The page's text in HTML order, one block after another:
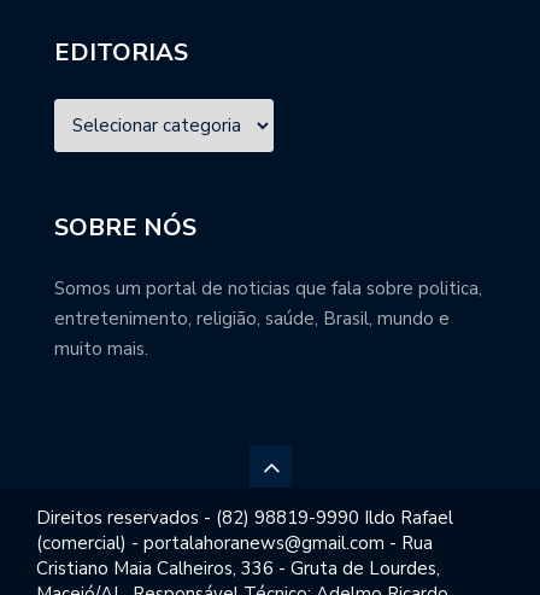
EDITORIAS
SOBRE NÓS
Somos um portal de noticias que fala sobre politica,
entretenimento, religião, saúde, Brasil, mundo e
muito mais.
Direitos reservados - (82) 98819-9990 Ildo Rafael
(comercial) - portalahoranews@gmail.com - Rua
Cristiano Maia Calheiros, 336 - Gruta de Lourdes,